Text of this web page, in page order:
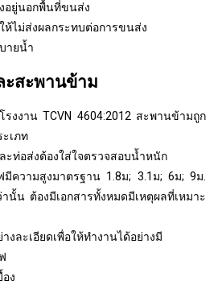
อยู่นอกพื้นที่ขนส่ง
ไม่ส่งผลกระทบต่อการขนส่ง
ายน้ำ
สะพานข้าม
งงาน TCVN 4604:2012 สะพานข้ามถูก
เภท
ท่อส่งต้องใส่ใจตรวจสอบน้ำหนัก
มีความสูงมาตรฐาน 1.8ม; 3.1ม; 6ม; 9ม.
นั้น ต้องมีเอกสารทั้งหมดมีเหตุผลที่เหมาะ
ละเอียดเพื่อให้ทำงานได้อย่างมี
ง